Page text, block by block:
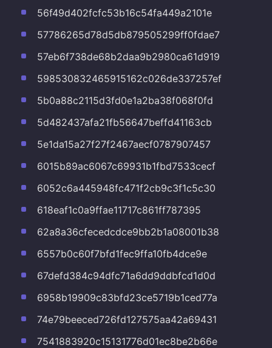
56f49d402fcfc53b16c54fa449a2101e
57786265d78d5db879505299ff0fdae7
57eb6f738de68b2daa9b2980ca61d919
598530832465915162c026de337257ef
5b0a88c2115d3fd0e1a2ba38f068f0fd
5d482437afa21fb56647beffd41163cb
5e1da15a27f27f2467aecf0787907457
6015b89ac6067c69931b1fbd7533cecf
6052c6a445948fc471f2cb9c3f1c5c30
618eaf1c0a9ffae11717c861ff787395
62a8a36cfecedcdce9bb2b1a08001b38
6557b0c60f7bfd1fec9ffa10fb4dce9e
67defd384c94dfc71a6dd9ddbfcd1d0d
6958b19909c83bfd23ce5719b1ced77a
74e79beeced726fd127575aa42a69431
7541883920c15131776d01ec8be2b66e